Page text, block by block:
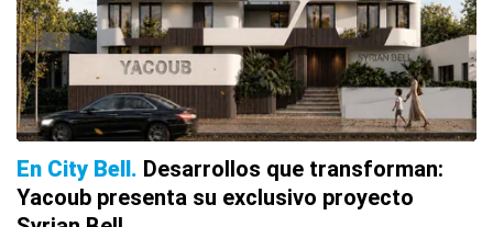
En City Bell Desarrollos que transforman:
Yacoub presenta su exclusivo proyecto